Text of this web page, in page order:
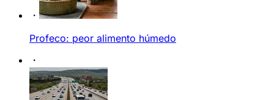
Profeco: peor alimento húmedo